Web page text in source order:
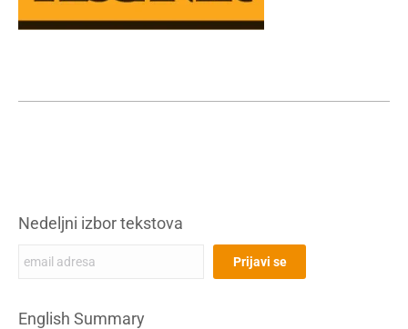
Nedeljni izbor tekstova
English Summary